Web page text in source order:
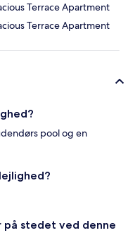
Terrace Apartment
Terrace Apartment
pool og en
på stedet ved denne